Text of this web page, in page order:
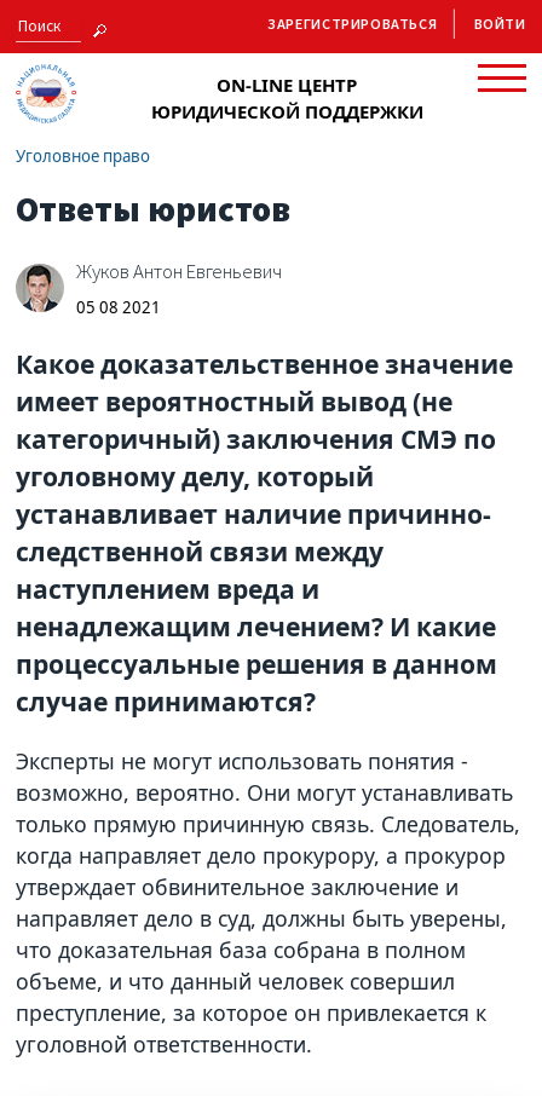
ON-LINE ЦЕНТР
ЮРИДИЧЕСКОЙ ПОДДЕРЖКИ
ЗАРЕГИСТРИРОВАТЬСЯ ВОЙТИ
Уголовное право
Ответы юристов
Жуков Антон Евгеньевич
05 08 2021
Какое доказательственное значение
имеет вероятностный вывод (не
категоричный) заключения СМЭ по
уголовному делу, который
устанавливает наличие причинно-
следственной связи между
наступлением вреда и
ненадлежащим лечением? И какие
процессуальные решения в данном
случае принимаются?
Эксперты не могут использовать понятия -
возможно, вероятно. Они могут устанавливать
только прямую причинную связь. Следователь,
когда направляет дело прокурору, а прокурор
утверждает обвинительное заключение и
направляет дело в суд, должны быть уверены,
что доказательная база собрана в полном
объеме, и что данный человек совершил
преступление, за которое он привлекается к
уголовной ответственности.